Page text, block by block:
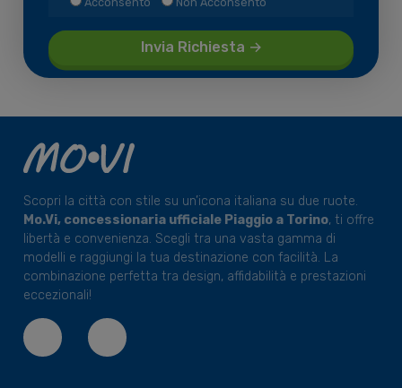
Scopri la città con stile su un’icona italiana su due ruote.
Mo.Vi, concessionaria ufficiale Piaggio a Torino, ti offre
libertà e convenienza. Scegli tra una vasta gamma di
modelli e raggiungi la tua destinazione con facilità. La
combinazione perfetta tra design, affidabilità e prestazioni
eccezionali!